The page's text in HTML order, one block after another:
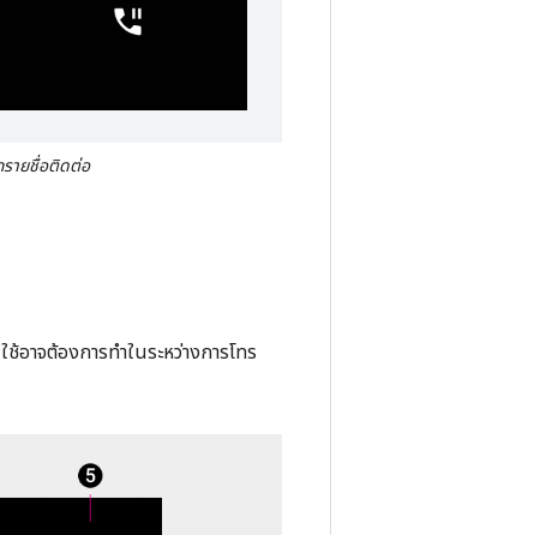
รายชื่อติดต่อ
าจต้องการทำในระหว่างการโทร